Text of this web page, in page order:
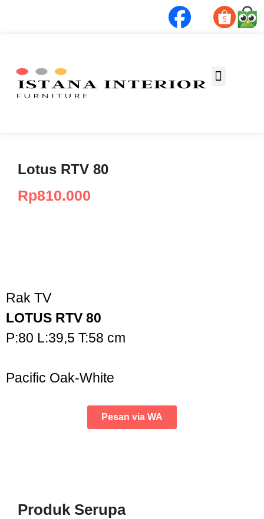
Lotus RTV 80
Rp810.000
Rak TV
LOTUS RTV 80
P:80 L:39,5 T:58 cm
Pacific Oak-White
Pesan via WA
Produk Serupa